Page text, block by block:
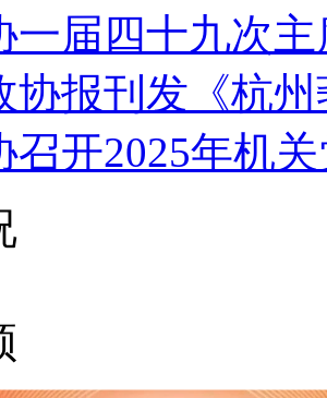
一届四十九次
协报刊发《杭
召开2025年机